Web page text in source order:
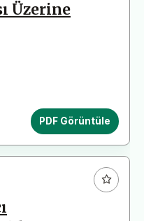
Üzerine
PDF Görüntüle